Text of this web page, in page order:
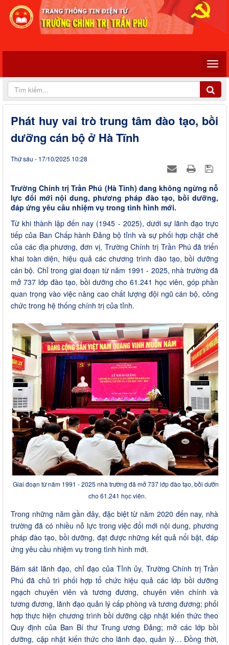
Phát huy vai trò trung tâm đào tạo, bồi
dưỡng cán bộ ở Hà Tĩnh
Thứ sáu - 17/10/2025 10:28
Trường Chính trị Trần Phú (Hà Tĩnh) đang không ngừng nỗ
lực đổi mới nội dung, phương pháp đào tạo, bồi dưỡng,
đáp ứng yêu cầu nhiệm vụ trong tình hình mới.
Từ khi thành lập đến nay (1945 - 2025), dưới sự lãnh đạo trực
tiếp của Ban Chấp hành Đảng bộ tỉnh và sự phối hợp chặt chẽ
của các địa phương, đơn vị, Trường Chính trị Trần Phú đã triển
khai toàn diện, hiệu quả các chương trình đào tạo, bồi dưỡng
cán bộ. Chỉ trong giai đoạn từ năm 1991 - 2025, nhà trường đã
mở 737 lớp đào tạo, bồi dưỡng cho 61.241 học viên, góp phần
quan trọng vào việc nâng cao chất lượng đội ngũ cán bộ, công
chức trong hệ thống chính trị của tỉnh.
Giai đoạn từ năm 1991 - 2025 nhà trường đã mở 737 lớp đào tạo, bồi dưỡng
cho 61.241 học viên.
Trong những năm gần đây, đặc biệt từ năm 2020 đến nay, nhà
trường đã có nhiều nỗ lực trong việc đổi mới nội dung, phương
pháp đào tạo, bồi dưỡng, đạt được những kết quả nổi bật, đáp
ứng yêu cầu nhiệm vụ trong tình hình mới.
Bám sát lãnh đạo, chỉ đạo của Tỉnh ủy, Trường Chính trị Trần
Phú đã chủ trì phối hợp tổ chức hiệu quả các lớp bồi dưỡng
ngạch chuyên viên và tương đương, chuyên viên chính và
tương đương, lãnh đạo quản lý cấp phòng và tương đương; phối
hợp thực hiện chương trình bồi dưỡng cập nhật kiến thức theo
Quy định của Ban Bí thư Trung ương Đảng; mở các lớp bồi
dưỡng, cập nhật kiến thức cho lãnh đạo, quản lý… Đồng thời,